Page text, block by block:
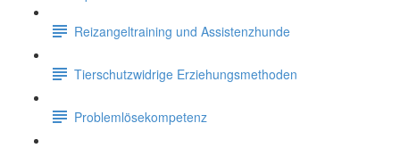
Reizangeltraining und Assistenzhunde
Tierschutzwidrige Erziehungsmethoden
Problemlösekompetenz